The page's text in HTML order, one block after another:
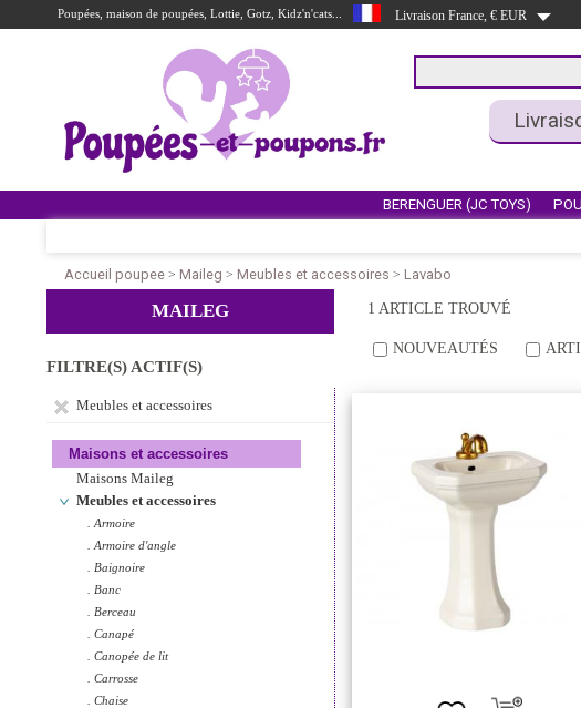
Poupées, maison de poupées, Lottie, Gotz, Kidz'n'cats... Livraison France, € EUR
BERENGUER (JC TOYS)
Accueil poupee > Maileg > Meubles et accessoires > Lavabo
MAILEG
FILTRE(S) ACTIF(S)
Meubles et accessoires
Maisons et accessoires
Maisons Maileg
Meubles et accessoires
. Armoire
. Armoire d'angle
. Baignoire
. Banc
. Berceau
. Canapé
. Canopée de lit
. Carrosse
. Chaise
1 ARTICLE TROUVÉ
NOUVEAUTÉS